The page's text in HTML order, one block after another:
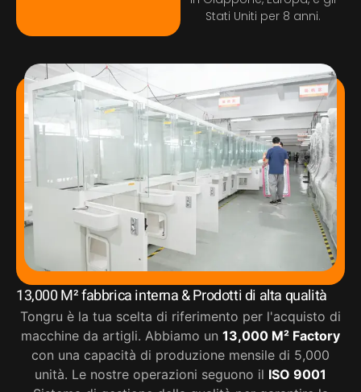
Stati Uniti per 8 anni.
13,000 M² fabbrica interna & Prodotti di alta qualità
Tongru è la tua scelta di riferimento per l'acquisto di
macchine da artigli. Abbiamo un 13,000 M² Factory
con una capacità di produzione mensile di 5,000
unità. Le nostre operazioni seguono il ISO 9001